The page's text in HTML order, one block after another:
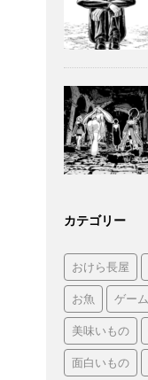
カテゴリー
おけら長屋
お魚 ゲーム
美味いもの
面白いもの